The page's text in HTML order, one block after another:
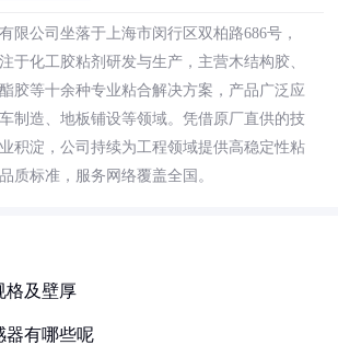
限公司坐落于上海市闵行区双柏路686号，
于化工胶粘剂研发与生产，主营木结构胶、
胶等十余种专业粘合解决方案，产品广泛应
制造、地板铺设等领域。凭借原厂直供的技
积淀，公司持续为工程领域提供高稳定性粘
质标准，服务网络覆盖全国。
格及壁厚
器有哪些呢